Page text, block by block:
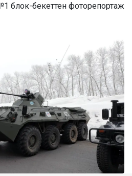
№1 блок-бекеттен фоторепортаж